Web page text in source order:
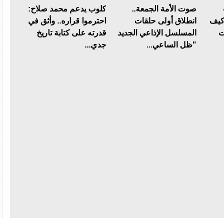
كيف
صوت الأمة الجمعة..
انطلاق أولى حلقات
المسلسل الإذاعي الجديد
"ظل الساعي...
كلوب يدعم محمد صلاح:
احترموا قراره.. وأثق في
قدرته على كتابة تاريخ
جدي...